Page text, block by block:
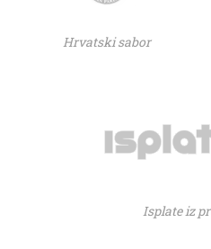
Hrvatski sabor
Isplate iz